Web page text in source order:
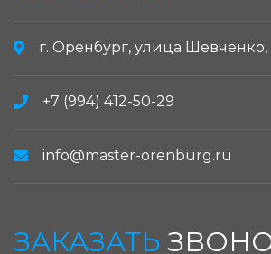
г. Оренбург, улица Шевченко,
+7 (994) 412-50-29
info@master-orenburg.ru
ЗАКАЗАТЬ